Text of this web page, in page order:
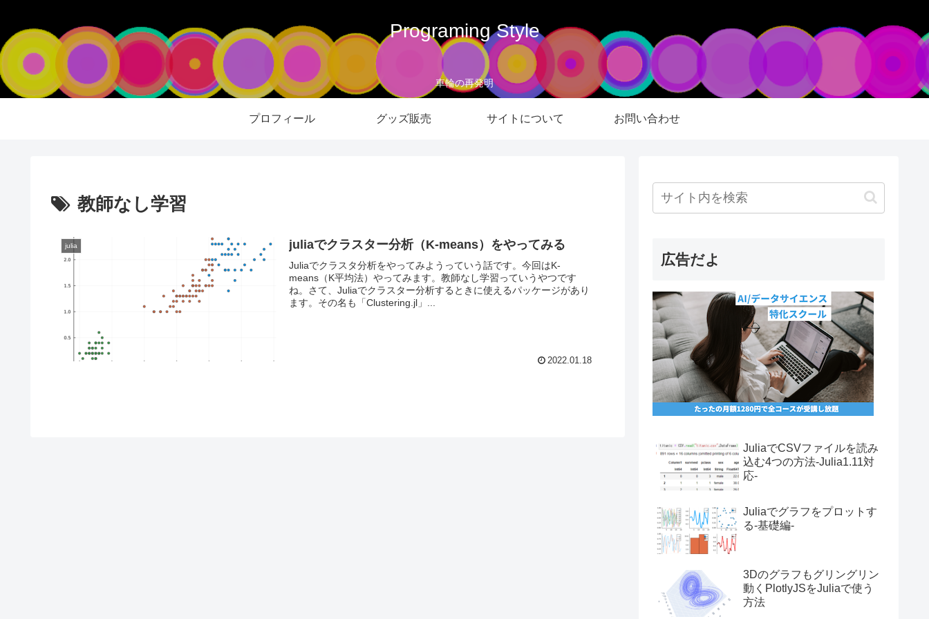
Programing Style
車輪の再発明
プロフィール グッズ販売 サイトについて お問い合わせ
教師なし学習
julia juliaでクラスター分析（K-means）をやってみる
Juliaでクラスタ分析をやってみようっていう話です。今回はK-
means（K平均法）やってみます。教師なし学習っていうやつです
ね。さて、Juliaでクラスター分析するときに使えるパッケージがあり
ます。その名も「Clustering.jl」...
2022.01.18
広告だよ
JuliaでCSVファイルを読み
込む4つの方法-Julia1.11対
応-
Juliaでグラフをプロットす
る-基礎編-
3Dのグラフもグリングリン
動くPlotlyJSをJuliaで使う
方法